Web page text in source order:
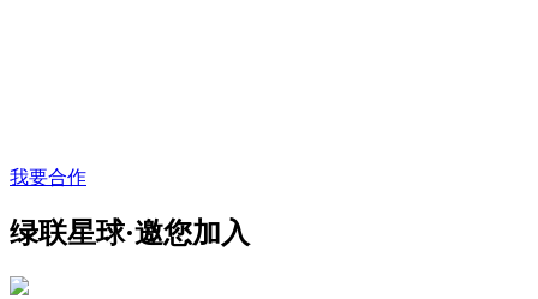
我要合作
绿联星球·邀您加入